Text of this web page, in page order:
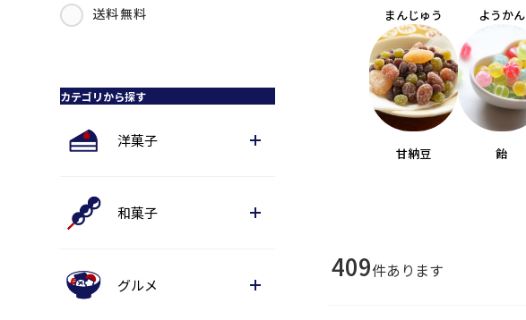
送料無料
カテゴリから探す
洋菓子
和菓子
グルメ
まんじゅう ようかん
甘納豆 飴
409件あります